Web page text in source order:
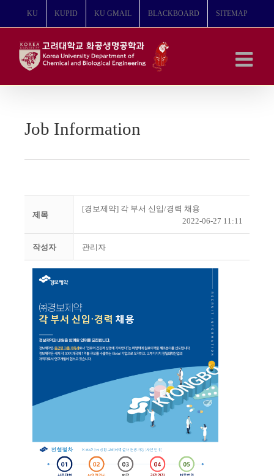
뛰
KU KUPID KU GMAIL BLACKBOARD SITEMAP
Job Information
제목
[경보제약] 각 부서 신입/경력 채용
2022-06-27 11:11
작성자 관리자